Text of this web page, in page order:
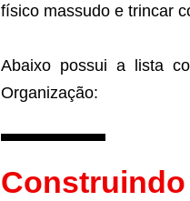
físico massudo e trincar
Abaixo possui a lista
Organização: